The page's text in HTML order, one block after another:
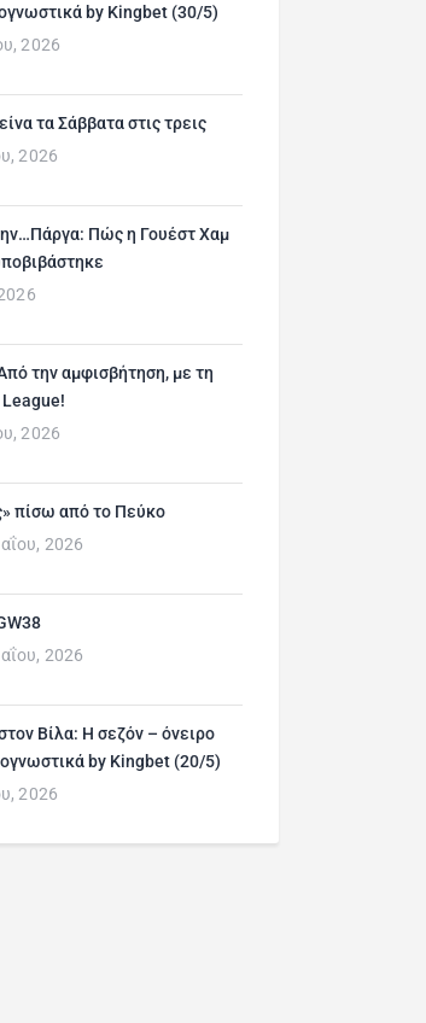
by Kingbet (30/5)
2026
τα Σάββατα στις τρεις
2026
Πώς η Γουέστ Χαμ
την αμφισβήτηση, με τη
2026
πίσω από το Πεύκο
2026
2026
Βίλα: Η σεζόν – όνειρο
by Kingbet (20/5)
2026